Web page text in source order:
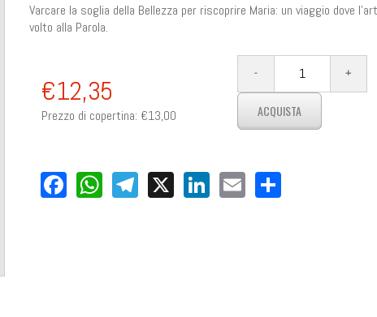
Varcare la soglia della Bellezza per riscoprire Maria: un viaggio dove
volto alla Parola.
€12,35
Prezzo di copertina: €13,00
Facebook
WhatsApp
Telegram
X LinkedIn
EmailShare